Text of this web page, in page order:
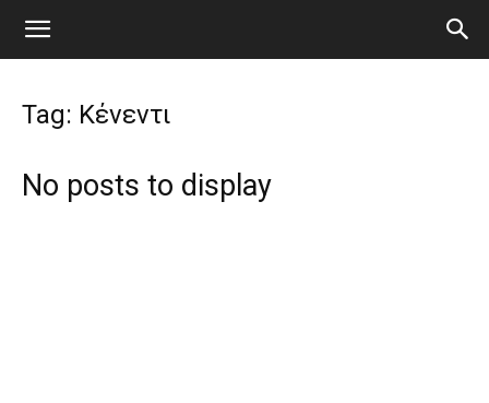
Tag: Κένεντι
No posts to display